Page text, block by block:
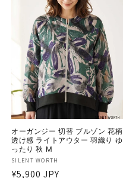
オーガンジー 切替 ブルゾン 花柄
透け感 ライトアウター 羽織り ゆ
ったり 秋 M
販
売
SILENT WORTH
通
¥5,900 JPY